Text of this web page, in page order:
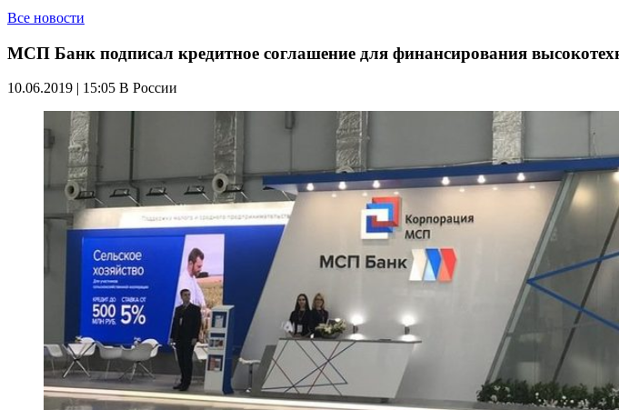
Все новости
МСП Банк подписал кредитное соглашение для финансирования
10.06.2019 | 15:05 В России